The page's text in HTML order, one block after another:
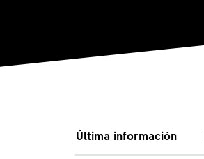
Última información